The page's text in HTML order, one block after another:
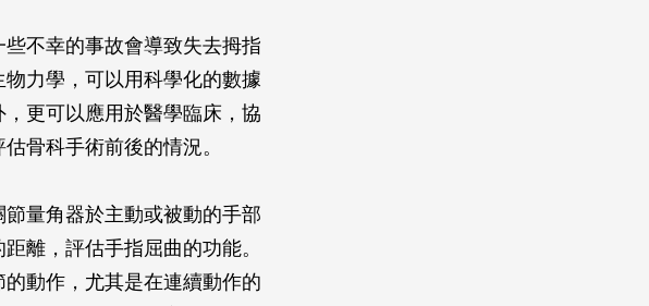
不幸的事故會導致失去拇指
力學，可以用科學化的數據
更可以應用於醫學臨床，協
骨科手術前後的情況。
量角器於主動或被動的手部
離，評估手指屈曲的功能。
動作，尤其是在連續動作的